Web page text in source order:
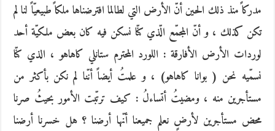
مدركاً منذ ذلك الحين أنّ الأرض التي لطالما افترضناها ملكاً طبيعيّاً لنا لم
تكن كذلك ، و أنّ المجمّع الّذي كنّا نسكن فيه كان بعض ملكيّة أحد
لوردات الأرض الأفارقة : اللورد المحترم ستانلي كاهاهو ، الذي كنّا
نسمّيه نحن ( بوانا كاهاهو) ، و علمتُ أيضاً أنّنا لم نكن بأكثر من
مستأجرين منه ، ومضيتُ أتساءلُ : كيف ترتّبت الأمور بحيثُ صرنا
محض مستأجرين لأرضٍ نعلم جميعنا أنّها أرضنا ؟ هل خسرنا أرضنا